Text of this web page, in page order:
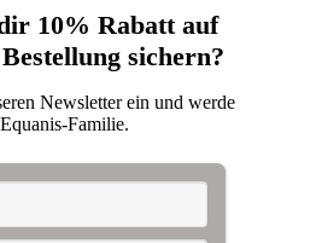
10% Rabatt auf
sichern?‬
Newsletter ein und werde
Familie.‬